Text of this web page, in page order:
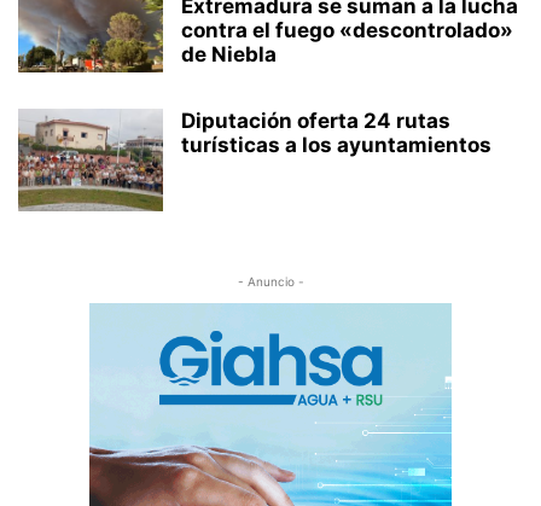
Extremadura se suman a la lucha
contra el fuego «descontrolado»
de Niebla
Diputación oferta 24 rutas
turísticas a los ayuntamientos
- Anuncio -